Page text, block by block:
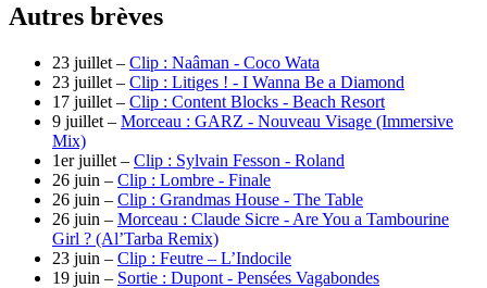
Autres brèves
23 juillet – Clip : Naâman - Coco Wata
23 juillet – Clip : Litiges ! - I Wanna Be a Diamond
17 juillet – Clip : Content Blocks - Beach Resort
9 juillet – Morceau : GARZ - Nouveau Visage (Immersive
Mix)
1er juillet – Clip : Sylvain Fesson - Roland
26 juin – Clip : Lombre - Finale
26 juin – Clip : Grandmas House - The Table
26 juin – Morceau : Claude Sicre - Are You a Tambourine
Girl ? (Al’Tarba Remix)
23 juin – Clip : Feutre – L’Indocile
19 juin – Sortie : Dupont - Pensées Vagabondes